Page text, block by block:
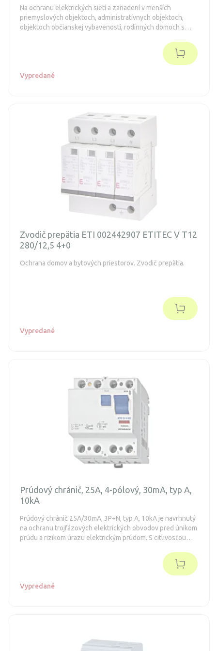
Na ochranu elektrických sietí a zariadení v menších
priemyslových objektoch, administratívnych objektoch,
objektoch občianskej vybavenosti, rodinných domoch s
vlny spôsobenej blízkym, priamym alebo nepriamym
Vypredané
Zvodič prepätia ETI 002442907 ETITEC V T12
280/12,5 4+0
Ochrana domov a bytových priestorov. Zvodič prepätia.
Vypredané
Prúdový chránič, 25A, 4-pólový, 30mA, typ A,
10kA
Prúdový chránič 25A/30mA, 3P+N, typ A, 10kA je navrhnutý
na ochranu trojfázových elektrických obvodov pred únikom
prúdu a rizikom úrazu elektrickým prúdom. S citlivosťou
jednosmerného prúdu. Vďaka svojej vypínacej schopnosti
10kA je vhodný pre priemyselné, komerčné aj náročnejšie
domáce aplikácie, kde je vyžadovaná vysoká úroveň
Vypredané